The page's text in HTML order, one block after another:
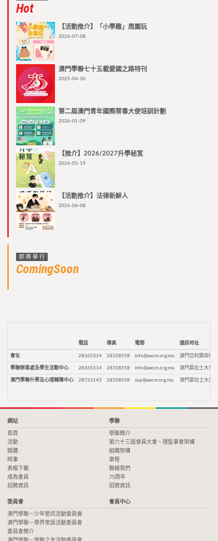
Hot
【活動推介】「小學雞」周圍玩
2026-07-08
澳門學聯七十五載愛國之路特刊
2025-04-30
第二屆澳門青年國際禁毒大使培訓計劃
2026-01-09
【推介】2026/2027升學秘笈
2026-05-19
【活動推介】法律新鮮人
2026-06-08
即將舉行
ComingSoon
電話 傳真 電郵 通訊地址
會址 28365314 28358558 info@aecm.org.mo 澳門亞利鴉架街9
學聯辦事處及學生活動中心 28365314 28358558 info@aecm.org.mo 澳門慕拉士大馬
澳門學聯升學及心理輔導中心 28723143 28358558 sup@aecm.org.mo 澳門慕拉士大馬
網站
首頁
活動
媒體
時事
表格下載
成為會員
招聘資訊
學聯
學聯簡介
第六十三屆會員大會、理監事會架構
組織架構
章程
聯絡我們
75周年
招聘資訊
委員會
澳門學聯－少年警訊活動委員會
澳門學聯－學界常設活動委員會
委員會簡介
會員中心